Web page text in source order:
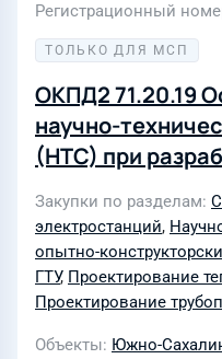
Регистрационный
ТОЛЬКО ДЛЯ МСП
ОКПД2 71.20.19
научно-
(НТС) при
газопроводов с
МПа и
сооружений
Закупки по разделам
электростанций,
опытно-
ГТУ, Проектирование
Проектирование
Объекты Южно-